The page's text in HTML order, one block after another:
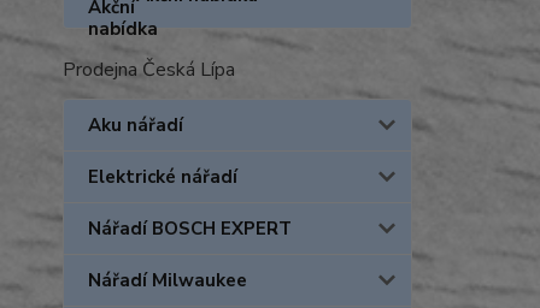
Prodejna Česká Lípa
Aku nářadí
Elektrické nářadí
Nářadí BOSCH EXPERT
Nářadí Milwaukee